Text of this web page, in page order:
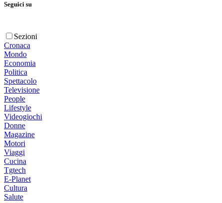
Seguici su
Sezioni
Cronaca
Mondo
Economia
Politica
Spettacolo
Televisione
People
Lifestyle
Videogiochi
Donne
Magazine
Motori
Viaggi
Cucina
Tgtech
E-Planet
Cultura
Salute